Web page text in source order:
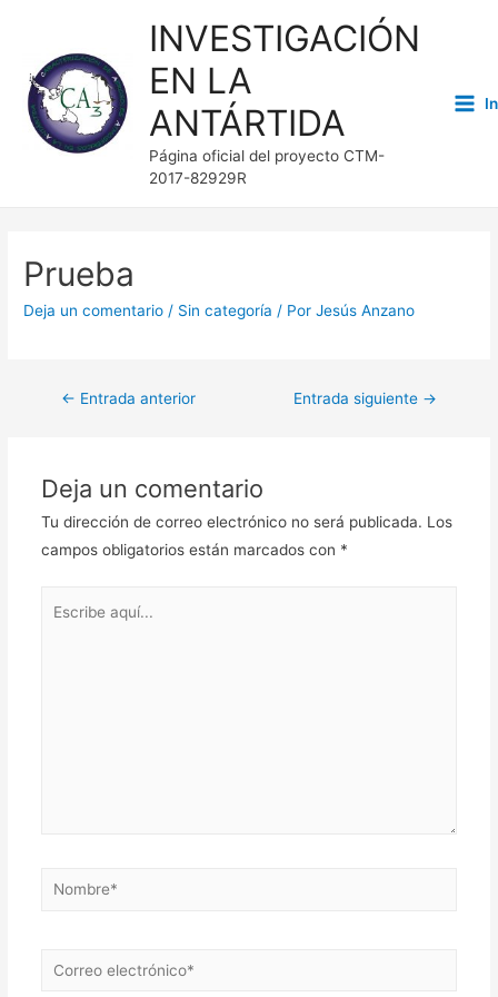
INVESTIGACIÓN
EN LA
ANTÁRTIDA
Página oficial del proyecto CTM-
2017-82929R
Prueba
Deja un comentario / Sin categoría / PorJesús Anzano
Navegación
entradas
← Entrada anterior Entrada siguiente →
Deja un comentario
Tu dirección de correo electrónico no será publicada. Los
campos obligatorios están marcados con *
Nombre*
Correo